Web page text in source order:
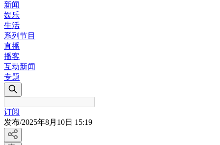
新闻
娱乐
生活
系列节目
直播
播客
互动新闻
专题
订阅
发布/2025年8月10日 15:19